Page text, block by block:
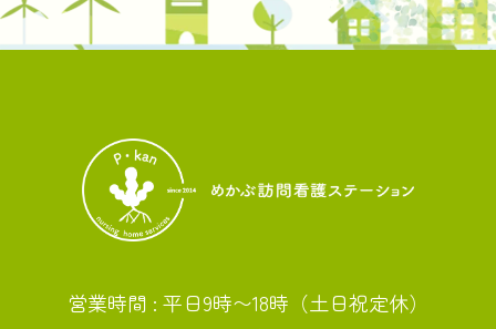
営業時間 : 平日9時〜18時（土日祝定休）